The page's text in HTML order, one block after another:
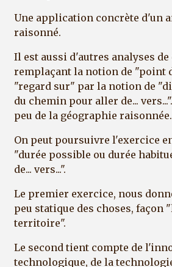
Une application concrète d'un
raisonné.
Il est aussi d'autres analyses de
remplaçant la notion de "point
"regard sur" par la notion de
du chemin pour aller de...
peu de la géographie raisonnée.
On peut poursuivre l'exercice
"durée possible ou durée
de... vers...".
Le premier exercice, nous
peu statique des choses, façon
territoire".
Le second tient compte de
technologique, de la